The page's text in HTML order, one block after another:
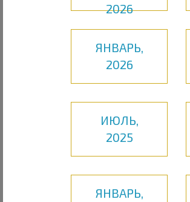
2026
ЯНВАРЬ,
2026
ИЮЛЬ,
2025
ЯНВАРЬ,